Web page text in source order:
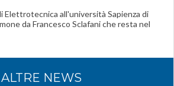
Elettrotecnica all'università Sapienza di
da Francesco Sclafani che resta nel
ALTRE NEWS